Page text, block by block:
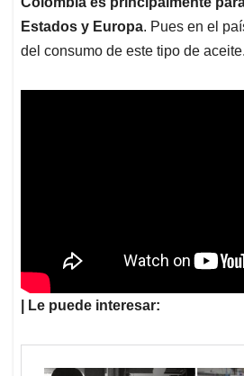
Estados y Europa. Pues en el
del consumo de este tipo de aceite.
| Le puede interesar: